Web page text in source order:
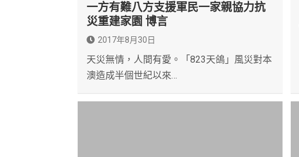
一方有難八方支援軍民一家親協力抗
災重建家園 博言
2017年8月30日
天災無情，人間有愛。「823天鴿」風災對本
澳造成半個世紀以來…